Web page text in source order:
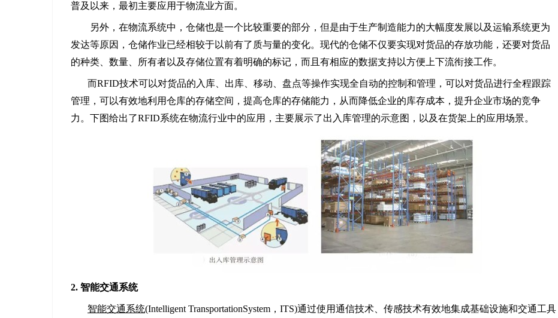
普及以来，最初主要应用于物流业方面。
另外，在物流系统中，仓储也是一个比较重要的部分，但是由于生产制造能力的大幅度发展以及运输系统更为
发达等原因，仓储作业已经相较于以前有了质与量的变化。现代的仓储不仅要实现对货品的存放功能，还要对货品
的种类、数量、所有者以及存储位置有着明确的标记，而且有相应的数据支持以方便上下流衔接工作。
而RFID技术可以对货品的入库、出库、移动、盘点等操作实现全自动的控制和管理，可以对货品进行全程跟踪
管理，可以有效地利用仓库的存储空间，提高仓库的存储能力，从而降低企业的库存成本，提升企业市场的竞争
力。下图给出了RFID系统在物流行业中的应用，主要展示了出入库管理的示意图，以及在货架上的应用场景。
2. 智能交通系统
智能交通系统(Intelligent TransportationSystem，ITS)通过使用通信技术、传感技术有效地集成基础设施和交通工具